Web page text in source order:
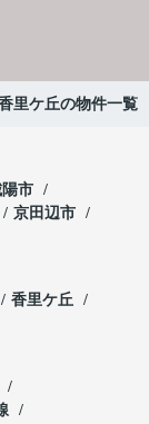
里ケ丘の物件一覧
市
京田辺市
香里ケ丘